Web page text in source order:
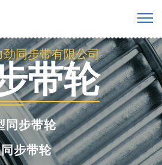
劲同步带有限公司
带轮
步带轮
带轮
限公司